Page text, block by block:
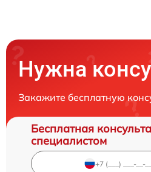
Нужна
Закажите бесплатную
Бесплатная
специалистом